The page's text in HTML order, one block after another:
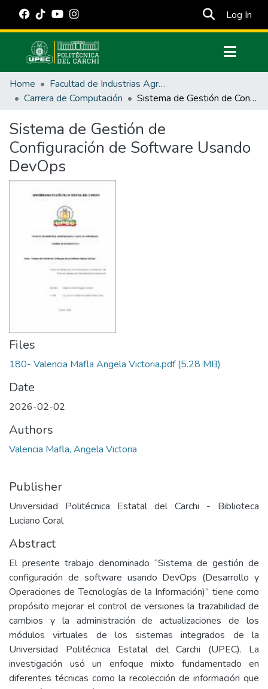
Log In
Communities & Collections
All of DSpace
Estadísticas Externas
Manuales
Home
Facultad de Industrias Agropecuarias y Ciencias Ambientales
Carrera de Computación
Sistema de Gestión de Configuración de Software Usando DevOps
Sistema de Gestión de
Configuración de Software Usando
DevOps
Files
180- Valencia Mafla Angela Victoria.pdf(5.28 MB)
Date
2026-02-02
Authors
Valencia Mafla, Angela Victoria
Publisher
Universidad Politécnica Estatal del Carchi - Biblioteca
Luciano Coral
Abstract
El presente trabajo denominado “Sistema de gestión de
configuración de software usando DevOps (Desarrollo y
Operaciones de Tecnologías de la Información)” tiene como
propósito mejorar el control de versiones la trazabilidad de
cambios y la administración de actualizaciones de los
módulos virtuales de los sistemas integrados de la
Universidad Politécnica Estatal del Carchi (UPEC). La
investigación usó un enfoque mixto fundamentado en
diferentes técnicas como la recolección de información que